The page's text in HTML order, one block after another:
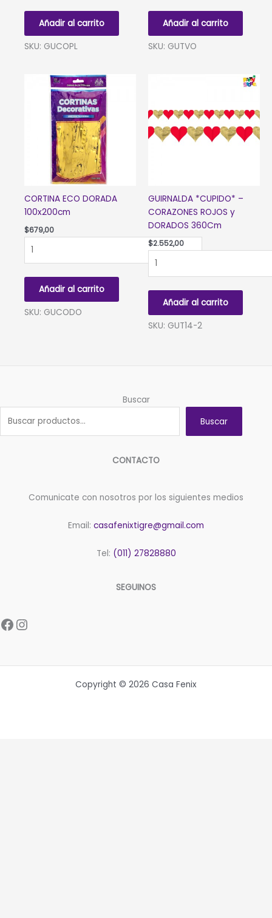
100x200cm
cantidad
Añadir al carrito
SKU: GUCOPL
OSCURO
360
Cm
Añadir al carrito
SKU: GUTVO
CORTINA ECO DORADA
100x200cm
$679,00
ECO
100x200cm
cantidad
Añadir al carrito
SKU: GUCODO
GUIRNALDA *CUPIDO* –
CORAZONES ROJOS y
DORADOS 360Cm
$2.552,00
*CUPIDO*
CORAZONES
ROJOS
y
Añadir al carrito
SKU: GUT14-2
Buscar
Buscar
CONTACTO
Comunicate con nosotros por los siguientes medios
Email: casafenixtigre@gmail.com
Tel: (011) 27828880
SEGUINOS
Facebook
Instagram
Copyright © 2026 Casa Fenix